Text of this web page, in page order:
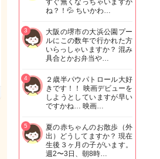
すぐ無くなっちゃいますか
ね？！💦 ちいかわ…
大阪の堺市の大浜公園プー
ルにこの数年で行かれた方
いらっしゃいますか？ 混み
具合とかお弁当や…
3
２歳半パウパトロール大好
きです！！ 映画デビューを
しようとしていますが早い
ですかね… 映画…
4
夏の赤ちゃんのお散歩（外
出）どうしてますか？ 現在
生後３ヶ月の子がいます。
週2〜3日、朝8時…
5